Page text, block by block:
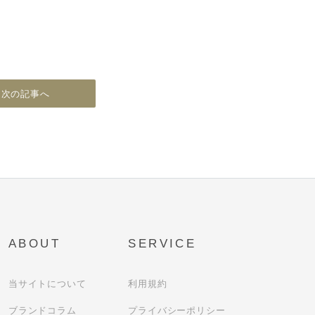
次の記事へ
ABOUT
当サイトについて
ブランドコラム
SERVICE
利用規約
プライバシーポリシー